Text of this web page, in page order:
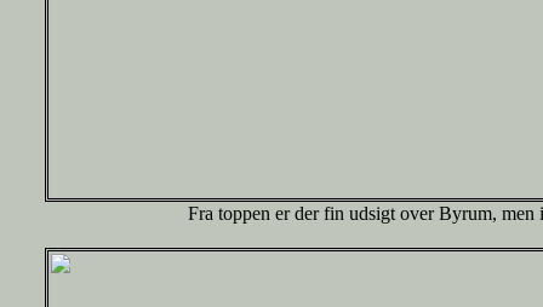
Fra toppen er der fin udsigt over Byrum,